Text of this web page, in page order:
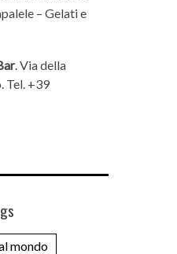
– Gelati e
. Via della
Tel. +39
mondo